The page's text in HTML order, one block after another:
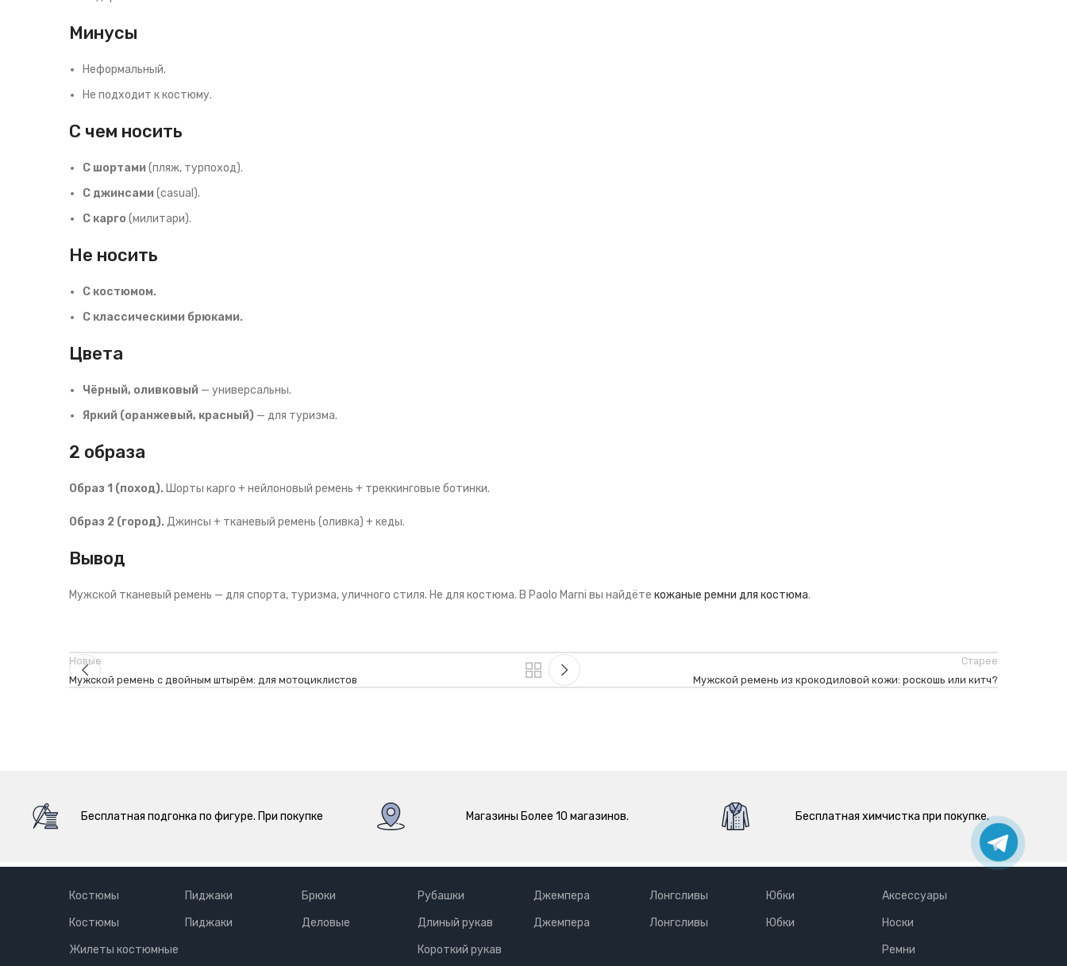
Минусы
Неформальный.
Не подходит к костюму.
С чем носить
С шортами (пляж, турпоход).
С джинсами (casual).
С карго (милитари).
Не носить
С костюмом.
С классическими брюками.
Цвета
Чёрный, оливковый — универсальны.
Яркий (оранжевый, красный) — для туризма.
2 образа
Образ 1 (поход). Шорты карго + нейлоновый ремень + треккинговые ботинки.
Образ 2 (город). Джинсы + тканевый ремень (оливка) + кеды.
Вывод
Мужской тканевый ремень — для спорта, туризма, уличного стиля. Не для костюма. В Paolo Marni вы найдёте кожаные ремни для костюма.
Новые
Мужской ремень с двойным штырём: для мотоциклистов
Старее
Мужской ремень из крокодиловой кожи: роскошь или китч?
Бесплатная подгонка по фигуре. При покупке Магазины Более 10 магазинов. Бесплатная химчистка при покупке.
Костюмы
Костюмы
Жилеты костюмные
Пиджаки
Пиджаки
Брюки
Деловые
Рубашки
Длиный рукав
Короткий рукав
Джемпера
Джемпера
Лонгсливы
Лонгсливы
Юбки
Юбки
Аксессуары
Носки
Ремни